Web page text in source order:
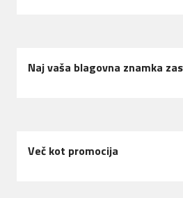
Naj vaša blagovna znamka
Več kot promocija